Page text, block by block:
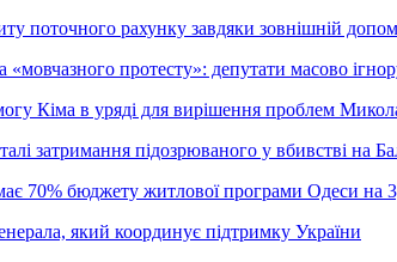
поточного рахунку завдяки зовнішній
«мовчазного протесту»: депутати масово
Кіма в уряді для вирішення проблем
затримання підозрюваного у вбивстві на
70% бюджету житлової програми Одеси на
який координує підтримку України